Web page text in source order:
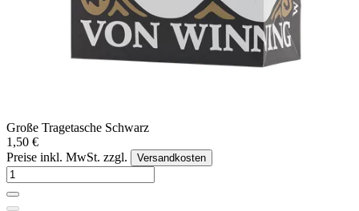
Große Tragetasche Schwarz
1,50 €
Preise inkl. MwSt. zzgl.
Versandkosten